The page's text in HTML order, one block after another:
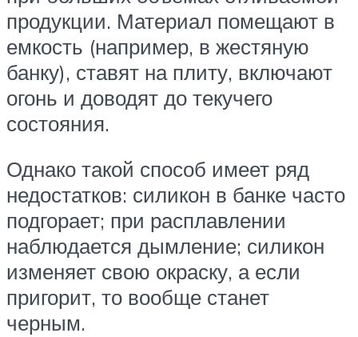
продукции. Материал помещают в
емкость (например, в жестяную
банку), ставят на плиту, включают
огонь и доводят до текучего
состояния.
Однако такой способ имеет ряд
недостатков: силикон в банке часто
подгорает; при расплавлении
наблюдается дымление; силикон
изменяет свою окраску, а если
пригорит, то вообще станет
черным.